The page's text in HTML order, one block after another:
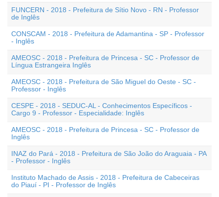
FUNCERN - 2018 - Prefeitura de Sítio Novo - RN - Professor
de Inglês
CONSCAM - 2018 - Prefeitura de Adamantina - SP - Professor
- Inglês
AMEOSC - 2018 - Prefeitura de Princesa - SC - Professor de
Língua Estrangeira Inglês
AMEOSC - 2018 - Prefeitura de São Miguel do Oeste - SC -
Professor - Inglês
CESPE - 2018 - SEDUC-AL - Conhecimentos Específicos -
Cargo 9 - Professor - Especialidade: Inglês
AMEOSC - 2018 - Prefeitura de Princesa - SC - Professor de
Inglês
INAZ do Pará - 2018 - Prefeitura de São João do Araguaia - PA
- Professor - Inglês
Instituto Machado de Assis - 2018 - Prefeitura de Cabeceiras
do Piauí - PI - Professor de Inglês